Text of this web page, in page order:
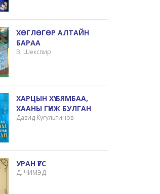
ХӨГЛӨГӨР АЛТАЙН
БАРАА
В. Шекспир
ХАРЦЫН ХҮҮ БЯМБАА,
ХААНЫ ГҮНЖ БУЛГАН
Давид Кугультинов
УРАН ҮГС
Д. ЧИМЭД